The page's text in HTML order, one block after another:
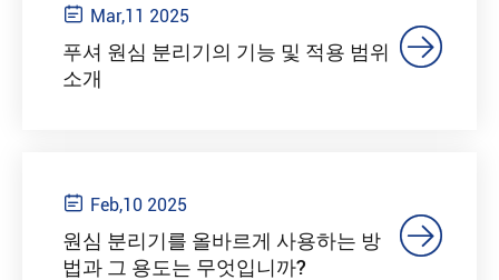
 Mar,11 2025
푸셔 원심 분리기의 기능 및 적용 범위
소개

 Feb,10 2025
원심 분리기를 올바르게 사용하는 방
법과 그 용도는 무엇입니까?
